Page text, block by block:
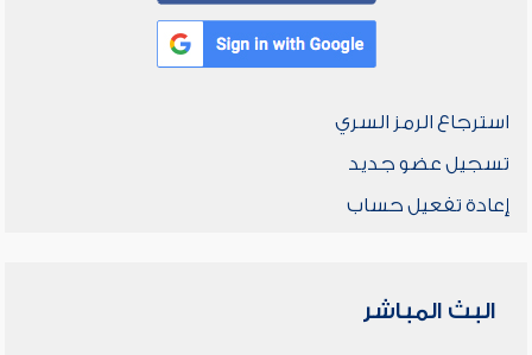
استرجاع الرمز السري
تسجيل عضو جديد
إعادة تفعيل حساب
البث المباشر